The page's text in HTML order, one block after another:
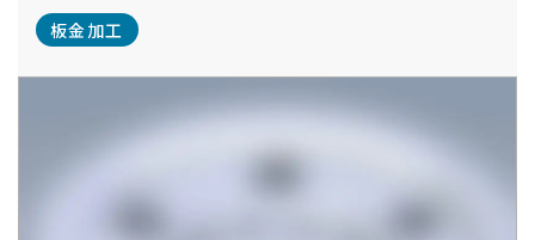
板金加工